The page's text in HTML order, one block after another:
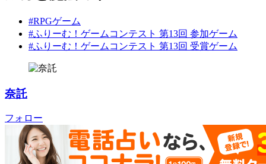
#RPGゲーム
#ふりーむ！ゲームコンテスト 第13回 参加ゲーム
#ふりーむ！ゲームコンテスト 第13回 受賞ゲーム
奈託
フォロー